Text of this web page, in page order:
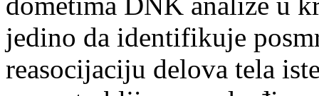
jedino da identifikuje
reasocijaciju delova tela